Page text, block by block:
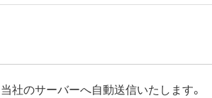
社のサーバーへ自動送信いたします。